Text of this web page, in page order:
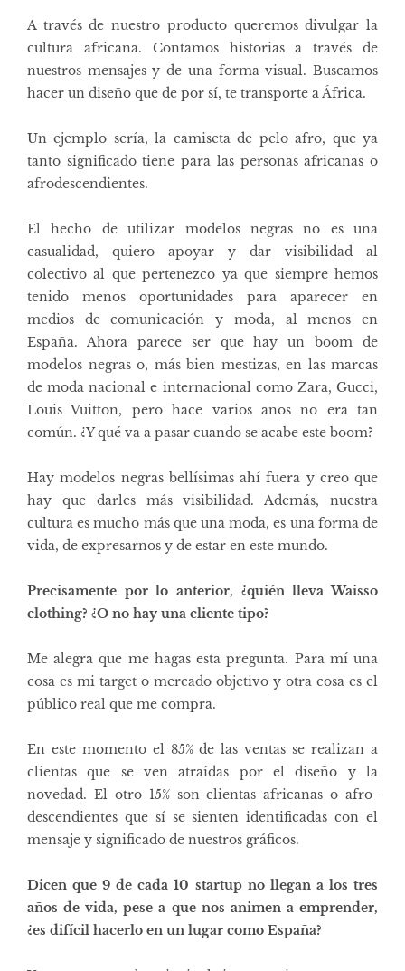
A través de nuestro producto queremos divulgar la
cultura africana. Contamos historias a través de
nuestros mensajes y de una forma visual. Buscamos
hacer un diseño que de por sí, te transporte a África.
Un ejemplo sería, la camiseta de pelo afro, que ya
tanto significado tiene para las personas africanas o
afrodescendientes.
El hecho de utilizar modelos negras no es una
casualidad, quiero apoyar y dar visibilidad al
colectivo al que pertenezco ya que siempre hemos
tenido menos oportunidades para aparecer en
medios de comunicación y moda, al menos en
España. Ahora parece ser que hay un boom de
modelos negras o, más bien mestizas, en las marcas
de moda nacional e internacional como Zara, Gucci,
Louis Vuitton, pero hace varios años no era tan
común. ¿Y qué va a pasar cuando se acabe este boom?
Hay modelos negras bellísimas ahí fuera y creo que
hay que darles más visibilidad. Además, nuestra
cultura es mucho más que una moda, es una forma de
vida, de expresarnos y de estar en este mundo.
Precisamente por lo anterior, ¿quién lleva Waisso
clothing? ¿O no hay una cliente tipo?
Me alegra que me hagas esta pregunta. Para mí una
cosa es mi target o mercado objetivo y otra cosa es el
público real que me compra.
En este momento el 85% de las ventas se realizan a
clientas que se ven atraídas por el diseño y la
novedad. El otro 15% son clientas africanas o afro-
descendientes que sí se sienten identificadas con el
mensaje y significado de nuestros gráficos.
Dicen que 9 de cada 10 startup no llegan a los tres
años de vida, pese a que nos animen a emprender,
¿es difícil hacerlo en un lugar como España?